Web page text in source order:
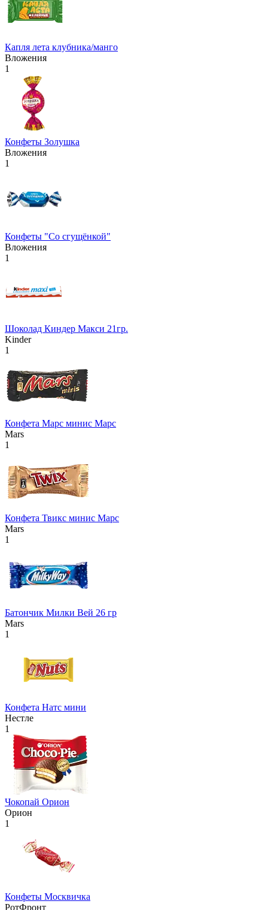
Капля лета клубника/манго
Вложения
1
Конфеты Золушка
Вложения
1
Конфеты "Со сгущёнкой"
Вложения
1
Шоколад Киндер Макси 21гр.
Kinder
1
Конфета Марс минис Марс
Mars
1
Конфета Твикс минис Марс
Mars
1
Батончик Милки Вей 26 гр
Mars
1
Конфета Натс мини
Нестле
1
Чокопай Орион
Орион
1
Конфеты Москвичка
РотФронт